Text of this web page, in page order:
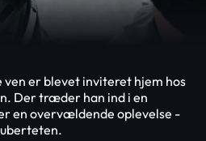
ven er blevet inviteret hjem hos
Der træder han ind i en
en overvældende oplevelse -